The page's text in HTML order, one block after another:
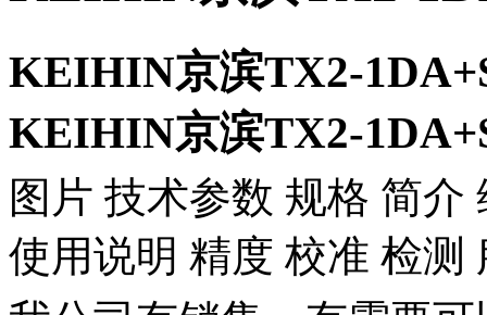
KEIHIN京滨TX2-
KEIHIN京滨TX2-
图片 技术参数 规格 简
使用说明 精度 校准 检测